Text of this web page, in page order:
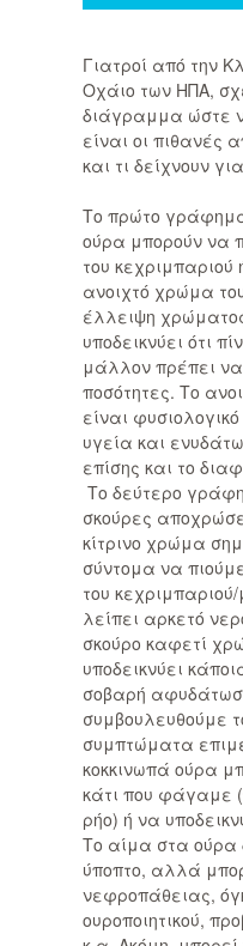
Γιατροί από την
Οχάιο των ΗΠΑ,
διάγραμμα ώστε
είναι οι πιθανές
και τι δείχνουν
Το πρώτο
ούρα μπορούν να
του κεχριμπαριού
ανοιχτό χρώμα
έλλειψη
υποδεικνύει ότι
μάλλον πρέπει
ποσότητες. Το
είναι
υγεία και
επίσης και το
Το δεύτερο
σκούρες
κίτρινο χρώμα
σύντομα να
του κεχριμπαριού/
λείπει αρκετό
σκούρο καφετί
υποδεικνύει
σοβαρή
συμβουλευθούμε
συμπτώματα
κοκκινωπά ούρα
κάτι που φάγαμε
ρήο) ή να
Το αίμα στα ούρα
ύποπτο, αλλά
νεφροπάθειας,
ουροποιητικού,